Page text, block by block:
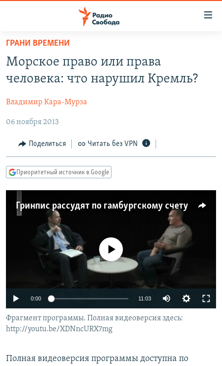
упрощенного
доступа
основному
Вернутся
главной
навигации
Вернутся
ПОДКАСТЫ
ЦИТАТЫ СВОБОДЫ
МНЕНИЯ
КУЛЬТУРА
IDEL.РЕАЛИИ
КАВКАЗ.РЕАЛИИ
СИБИРЬ.РЕАЛИИ
РАСПИСАНИЕ ВЕЩАНИЯ
ПОДПИШИТЕСЬ НА РАССЫЛКУ
ГРАНИ ВРЕМЕНИ
Морское право или права
человека: что нарушил Кремль?
Владимир Кара-Мурза
06 ноября 2013
Поделиться Читать без VPN
Приоритетный источник в Google
Гринпис рассудят по гамбургскому счету
No media source currently available
0:00 11:03
Фрагмент программы. Полная видеоверсия здесь:
http://youtu.be/XDNncURX7mg
Полная видеоверсия программы доступна по